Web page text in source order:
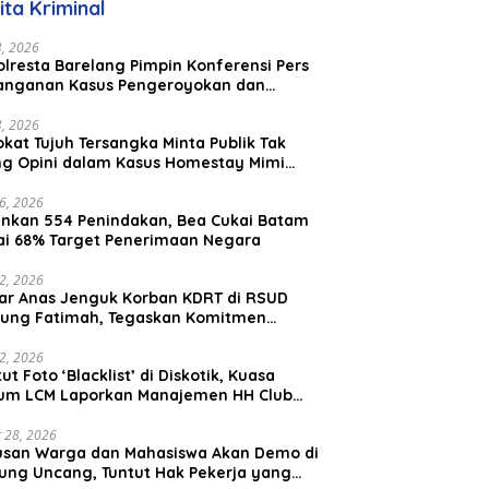
Kriminal
2026
Barelang Pimpin Konferensi Pers
Kasus Pengeroyokan dan
2026
Tujuh Tersangka Minta Publik Tak
Opini dalam Kasus Homestay Mimi
2026
554 Penindakan, Bea Cukai Batam
68% Target Penerimaan Negara
2026
Anas Jenguk Korban KDRT di RSUD
Fatimah, Tegaskan Komitmen
2026
Foto ‘Blacklist’ di Diskotik, Kuasa
LCM Laporkan Manajemen HH Club
28, 2026
Warga dan Mahasiswa Akan Demo di
Uncang, Tuntut Hak Pekerja yang